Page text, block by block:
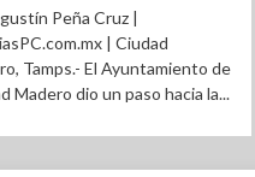
Peña Cruz |
| Ciudad
Tamps.- El Ayuntamiento de
Madero dio un paso hacia la...